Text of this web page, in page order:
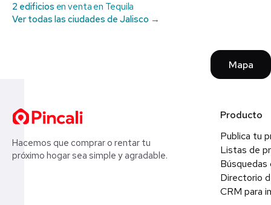
2 edificios en venta en Tequila
Ver todas las ciudades de Jalisco →
Mapa
Hacemos que comprar o rentar tu
próximo hogar sea simple y agradable.
Producto
Publica tu
Listas de
Búsquedas
Directorio
CRM para